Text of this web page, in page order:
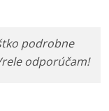
podrobne
odporúčam!